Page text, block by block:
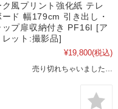
ク風プリント強化紙 テレ
ード 幅179cm 引き出し・
ップ扉収納付き PF16I [ア
レット:撮影品]
¥19,800(税込)
売り切れちゃいました…